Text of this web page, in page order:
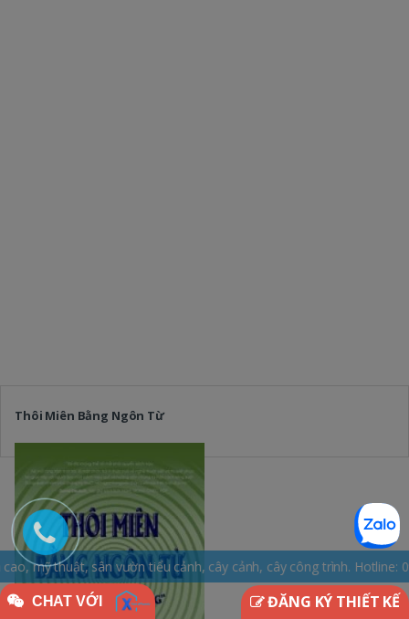
Thôi Miên Bằng Ngôn Từ
ĐĂNG KÝ THIẾT KẾ
CHAT VỚI
sân vườn tiểu cảnh, cây cảnh, cây công trình. Hotline: